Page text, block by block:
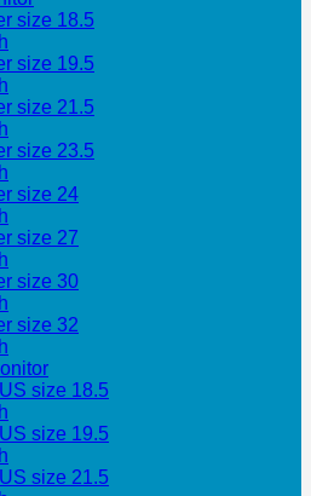
size 18.5
size 19.5
size 21.5
size 23.5
size 24
size 27
size 30
size 32
size 18.5
size 19.5
size 21.5